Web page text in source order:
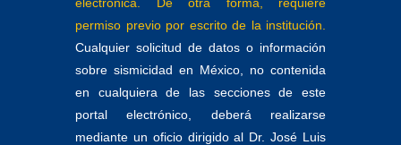
permiso previo por escrito de la institución.
Cualquier solicitud de datos o información
sobre sismicidad en México, no contenida
en cualquiera de las secciones de este
portal electrónico, deberá realizarse
mediante un oficio dirigido al Dr. José Luis